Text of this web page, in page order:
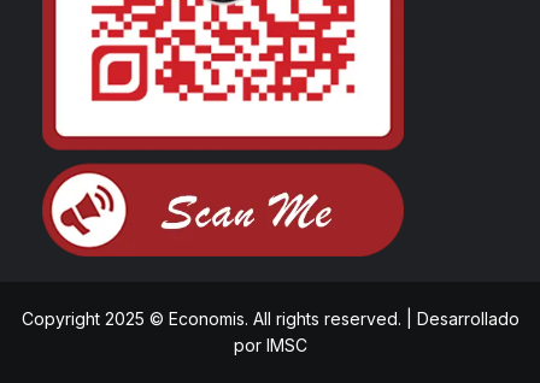
Copyright 2025 © Economis. All rights reserved.
Desarrollado
porIMSC